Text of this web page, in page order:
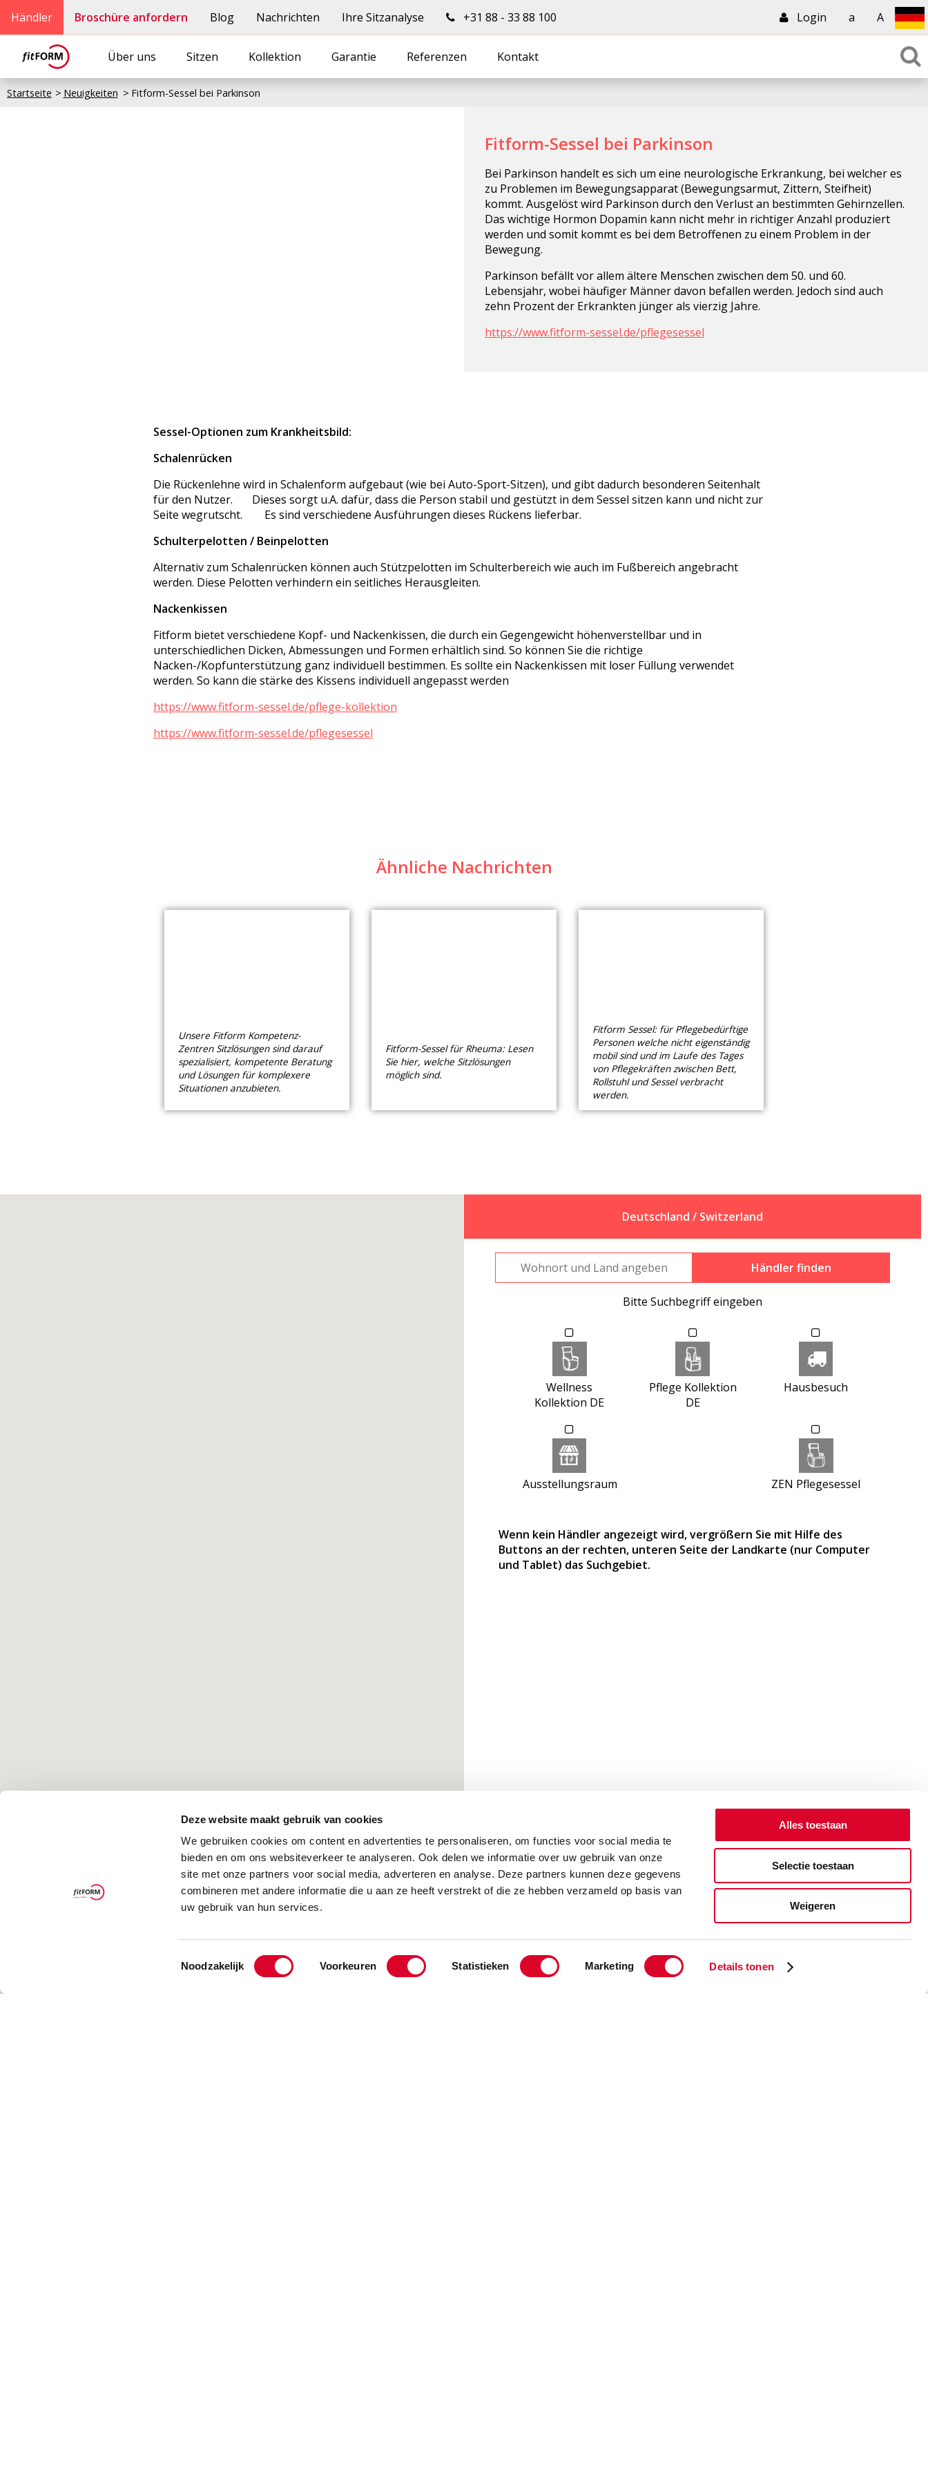
Deze website maakt gebruik van cookies
We gebruiken cookies om content en advertenties te personaliseren, om functies voor social media te
bieden en om ons websiteverkeer te analyseren. Ook delen we informatie over uw gebruik van onze
site met onze partners voor social media, adverteren en analyse. Deze partners kunnen deze gegevens
combineren met andere informatie die u aan ze heeft verstrekt of die ze hebben verzameld op basis van
uw gebruik van hun services.
Toestemmingsselectie
Noodzakelijk Voorkeuren Statistieken Marketing Details tonen
Alles toestaan
Selectie toestaan
Weigeren
Händler Broschüre anfordern Blog Nachrichten Ihre Sitzanalyse +31 88 - 33 88 100 A
a
Login
Über uns Sitzen Kollektion Garantie Referenzen Kontakt
Startseite Neuigkeiten Fitform-Sessel bei Parkinson
Fitform-Sessel bei Parkinson
Bei Parkinson handelt es sich um eine neurologische Erkrankung, bei welcher es
zu Problemen im Bewegungsapparat (Bewegungsarmut, Zittern, Steifheit)
kommt. Ausgelöst wird Parkinson durch den Verlust an bestimmten Gehirnzellen.
Das wichtige Hormon Dopamin kann nicht mehr in richtiger Anzahl produziert
werden und somit kommt es bei dem Betroffenen zu einem Problem in der
Bewegung.
Parkinson befällt vor allem ältere Menschen zwischen dem 50. und 60.
Lebensjahr, wobei häufiger Männer davon befallen werden. Jedoch sind auch
zehn Prozent der Erkrankten jünger als vierzig Jahre.
https://www.fitform-sessel.de/pflegesessel
Sessel-Optionen zum Krankheitsbild:
Schalenrücken
Die Rückenlehne wird in Schalenform aufgebaut (wie bei Auto-Sport-Sitzen), und gibt dadurch besonderen Seitenhalt
für den Nutzer. Dieses sorgt u.A. dafür, dass die Person stabil und gestützt in dem Sessel sitzen kann und nicht zur
Seite wegrutscht. Es sind verschiedene Ausführungen dieses Rückens lieferbar.
Schulterpelotten / Beinpelotten
Alternativ zum Schalenrücken können auch Stützpelotten im Schulterbereich wie auch im Fußbereich angebracht
werden. Diese Pelotten verhindern ein seitliches Herausgleiten.
Nackenkissen
Fitform bietet verschiedene Kopf- und Nackenkissen, die durch ein Gegengewicht höhenverstellbar und in
unterschiedlichen Dicken, Abmessungen und Formen erhältlich sind. So können Sie die richtige
Nacken-/Kopfunterstützung ganz individuell bestimmen. Es sollte ein Nackenkissen mit loser Füllung verwendet
werden. So kann die stärke des Kissens individuell angepasst werden
https://www.fitform-sessel.de/pflege-kollektion
https://www.fitform-sessel.de/pflegesessel
Ähnliche Nachrichten
Unsere Fitform Kompetenz-
Zentren Sitzlösungen sind darauf
spezialisiert, kompetente Beratung
und Lösungen für komplexere
Situationen anzubieten.
Fitform-Sessel für Rheuma: Lesen
Sie hier, welche Sitzlösungen
möglich sind.
Fitform Sessel: für Pflegebedürftige
Personen welche nicht eigenständig
mobil sind und im Laufe des Tages
von Pflegekräften zwischen Bett,
Rollstuhl und Sessel verbracht
werden.
Deutschland / Switzerland
Händler finden
Bitte Suchbegriff eingeben
Wellness
Kollektion DE
Pflege Kollektion
DE
Hausbesuch
Ausstellungsraum ZEN Pflegesessel
Wenn kein Händler angezeigt wird, vergrößern Sie mit Hilfe des
Buttons an der rechten, unteren Seite der Landkarte (nur Computer
und Tablet) das Suchgebiet.